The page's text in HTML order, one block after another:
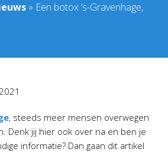
» Een botox ‘s-Gravenhage,
, steeds meer mensen overwegen
Denk jij hier ook over na en ben je
informatie? Dan gaan dit artikel